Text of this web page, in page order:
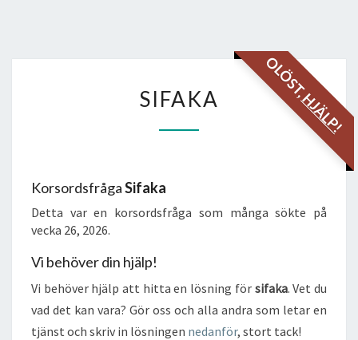
OLÖST,
HJÄLP!
SIFAKA
KorsordsfrågaSifaka
Detta var en korsordsfråga som många sökte på
vecka 26, 2026.
Vi behöver din hjälp!
Vi behöver hjälp att hitta en lösning för sifaka. Vet du
vad det kan vara? Gör oss och alla andra som letar en
tjänst och skriv in lösningen nedanför, stort tack!